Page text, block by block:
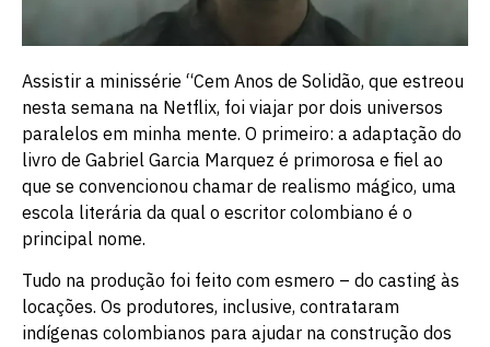
Assistir a minissérie “Cem Anos de Solidão, que estreou
nesta semana na Netflix, foi viajar por dois universos
paralelos em minha mente. O primeiro: a adaptação do
livro de Gabriel Garcia Marquez é primorosa e fiel ao
que se convencionou chamar de realismo mágico, uma
escola literária da qual o escritor colombiano é o
principal nome.
Tudo na produção foi feito com esmero – do casting às
locações. Os produtores, inclusive, contrataram
indígenas colombianos para ajudar na construção dos